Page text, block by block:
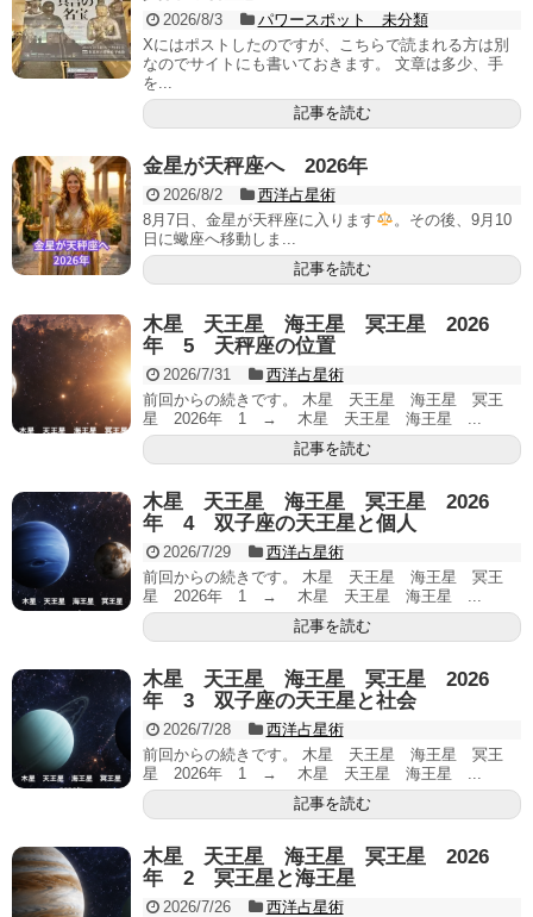
2026/8/3
パワースポット 未分類
Xにはポストしたのですが、こちらで読まれる方は別
なのでサイトにも書いておきます。 文章は多少、手
を...
記事を読む
金星が天秤座へ 2026年
2026/8/2
西洋占星術
8月7日、金星が天秤座に入ります
。その後、9月10
日に蠍座へ移動しま...
記事を読む
木星 天王星 海王星 冥王星 2026
年 5 天秤座の位置
2026/7/31
西洋占星術
前回からの続きです。 木星 天王星 海王星 冥王
星 2026年 1 → 木星 天王星 海王星 ...
記事を読む
木星 天王星 海王星 冥王星 2026
年 4 双子座の天王星と個人
2026/7/29
西洋占星術
前回からの続きです。 木星 天王星 海王星 冥王
星 2026年 1 → 木星 天王星 海王星 ...
記事を読む
木星 天王星 海王星 冥王星 2026
年 3 双子座の天王星と社会
2026/7/28
西洋占星術
前回からの続きです。 木星 天王星 海王星 冥王
星 2026年 1 → 木星 天王星 海王星 ...
記事を読む
木星 天王星 海王星 冥王星 2026
年 2 冥王星と海王星
2026/7/26
西洋占星術